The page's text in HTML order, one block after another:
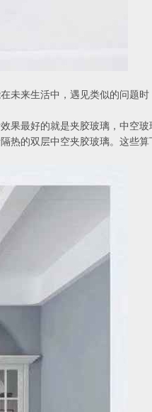
未来生活中，遇见类似的问题时
果最好的就是夹胶玻璃，中空玻
热的双层中空夹胶玻璃。这些算